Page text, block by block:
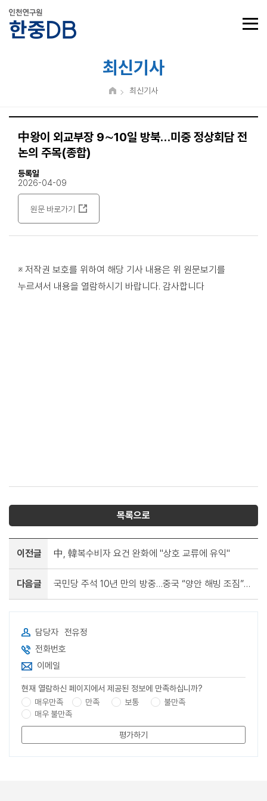
최신기사
최신기사
中왕이 외교부장 9∼10일 방북…미중 정상회담 전
논의 주목(종합)
등록일
2026-04-09
원문 바로가기
※ 저작권 보호를 위하여 해당 기사 내용은 위 원문보기를
누르셔서 내용을 열람하시기 바랍니다. 감사합니다
목록으로
이전글 中, 韓복수비자 요건 완화에 "상호 교류에 유익"
다음글 국민당 주석 10년 만의 방중…중국 “양안 해빙 조짐” 기대감
담당자 전유정
전화번호
이메일
현재 열람하신 페이지에서 제공된 정보에 만족하십니까?
매우만족
만족 보통
불만족
매우 불만족
평가하기